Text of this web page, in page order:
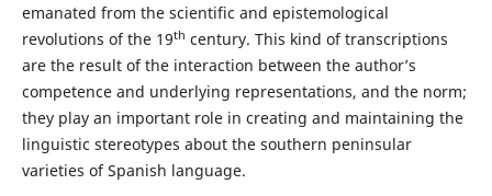
emanated from the scientific and epistemological
revolutions of the 19th century. This kind of transcriptions
are the result of the interaction between the author’s
competence and underlying representations, and the norm;
they play an important role in creating and maintaining the
linguistic stereotypes about the southern peninsular
varieties of Spanish language.